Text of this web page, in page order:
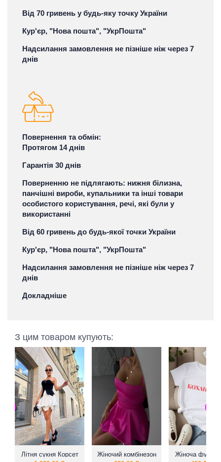
Від 70 гривень у будь-яку точку України
Кур'єр, "Нова пошта", "УкрПошта"
Надсилання замовлення не пізніше ніж через 7
днів
Повернення та обмін:
Протягом 14 днів
Гарантія 30 днів
Поверненню не підлягають: нижня білизна,
панчішні вироби, купальники та інші товари
особистого користування, речі, які були у
використанні
Від 60 гривень до будь-якої точки України
Кур'єр, "Нова пошта", "УкрПошта"
Надсилання замовлення не пізніше ніж через 7
днів
Докладніше
З цим товаром купують:
Літня сукня Корсет
Жіночий комбінезон
Жіноча